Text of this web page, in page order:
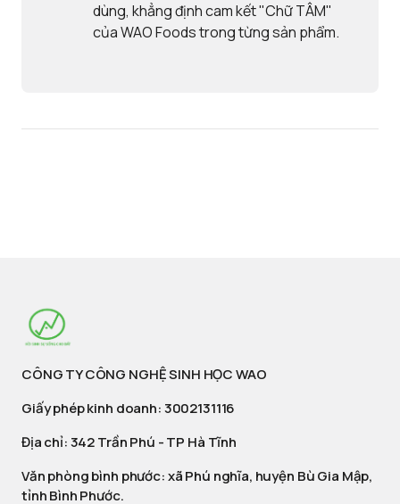
dùng, khẳng định cam kết "Chữ TÂM"
của WAO Foods trong từng sản phẩm.
CÔNG TY CÔNG NGHỆ SINH HỌC WAO
Giấy phép kinh doanh: 3002131116
Địa chỉ: 342 Trần Phú - TP Hà Tĩnh
Văn phòng bình phước: xã Phú nghĩa, huyện Bù Gia Mập,
tỉnh Bình Phước.